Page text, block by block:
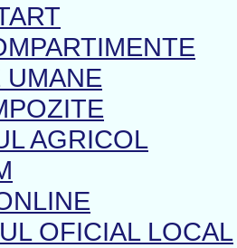
UMANE
AGRICOL
OFICIAL LOCAL